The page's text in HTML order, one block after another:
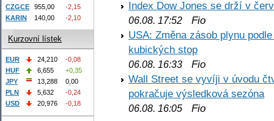
Index Dow Jones se drží v
06.08. 17:52 Fio
USA: Změna zásob plynu
kubických stop
06.08. 16:33 Fio
Wall Street se vyvíji v úvodu
pokračuje výsledková sezóna
06.08. 16:05 Fio
CZGCE
955,00
-2,15
KARIN
140,00 -2,10
Kurzovní lístek
EUR 24,210
-0,08
HUF
6,655
+0,35
JPY
13,288
0,00
PLN
5,632
-0,24
USD
20,976 -0,18